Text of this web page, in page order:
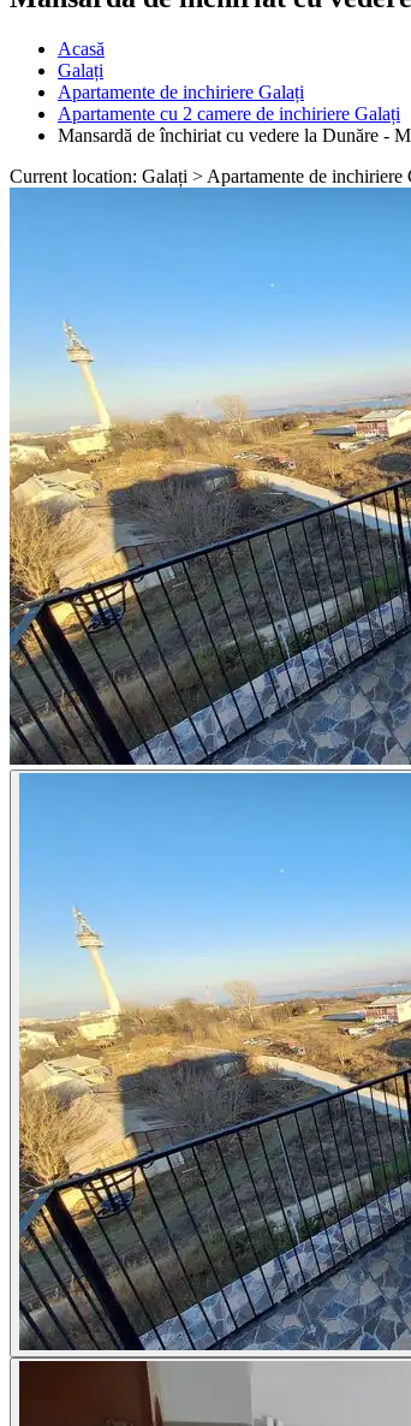
Acasă
Galați
Apartamente de inchiriere Galați
Apartamente cu 2 camere de inchiriere Galați
Mansardă de închiriat cu vedere la Dunăre -
Current location: Galați > Apartamente de